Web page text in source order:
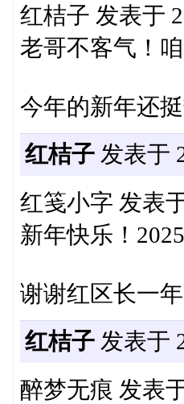
红桔子 发表于
老哥不客气！
今年的新年还挺
红桔子发表于
红笺小字 发表
新年快乐！
谢谢红区长一
红桔子发表于
醉梦无痕 发表